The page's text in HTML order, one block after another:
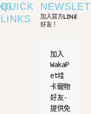
QUICK
LINKS
加入官方LINE
好友！
加入
WakaP
et哇
卡寵物
好友-
提供免